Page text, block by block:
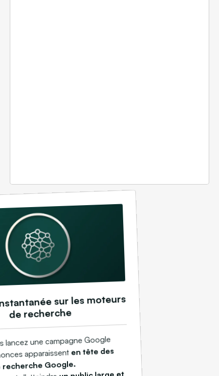
sur les moteurs
de recherche
lancez une campagne Google
apparaissent en tête des
recherche Google.